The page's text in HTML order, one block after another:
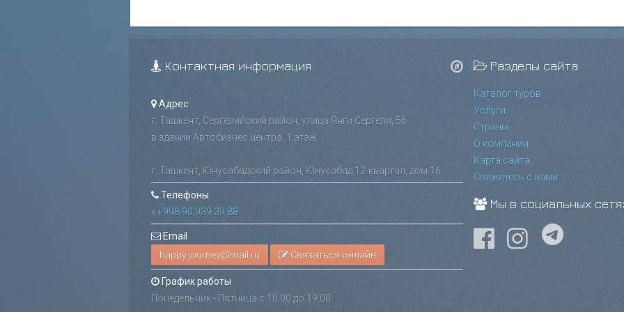
Контактная информация
Адрес
г. Ташкент, Сергелийский район, улица Янги Сергели, 56
в здании Автобизнес центра, 1 этаж
г. Ташкент, Юнусабадский район, Юнусабад 12-квартал, дом 16
Телефоны
»+998 90 939 39 88
Email
Связаться онлайн
График работы
Понедельник - Пятница с 10:00 до 19:00
Разделы сайта
Каталог туров
Услуги
Страны
О компании
Карта сайта
Свяжитесь с нами
Мы в социальных